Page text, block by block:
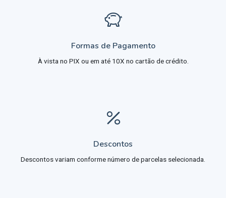
Formas de Pagamento
À vista no PIX ou em até 10X no cartão de crédito.
Descontos
Descontos variam conforme número de parcelas selecionada.